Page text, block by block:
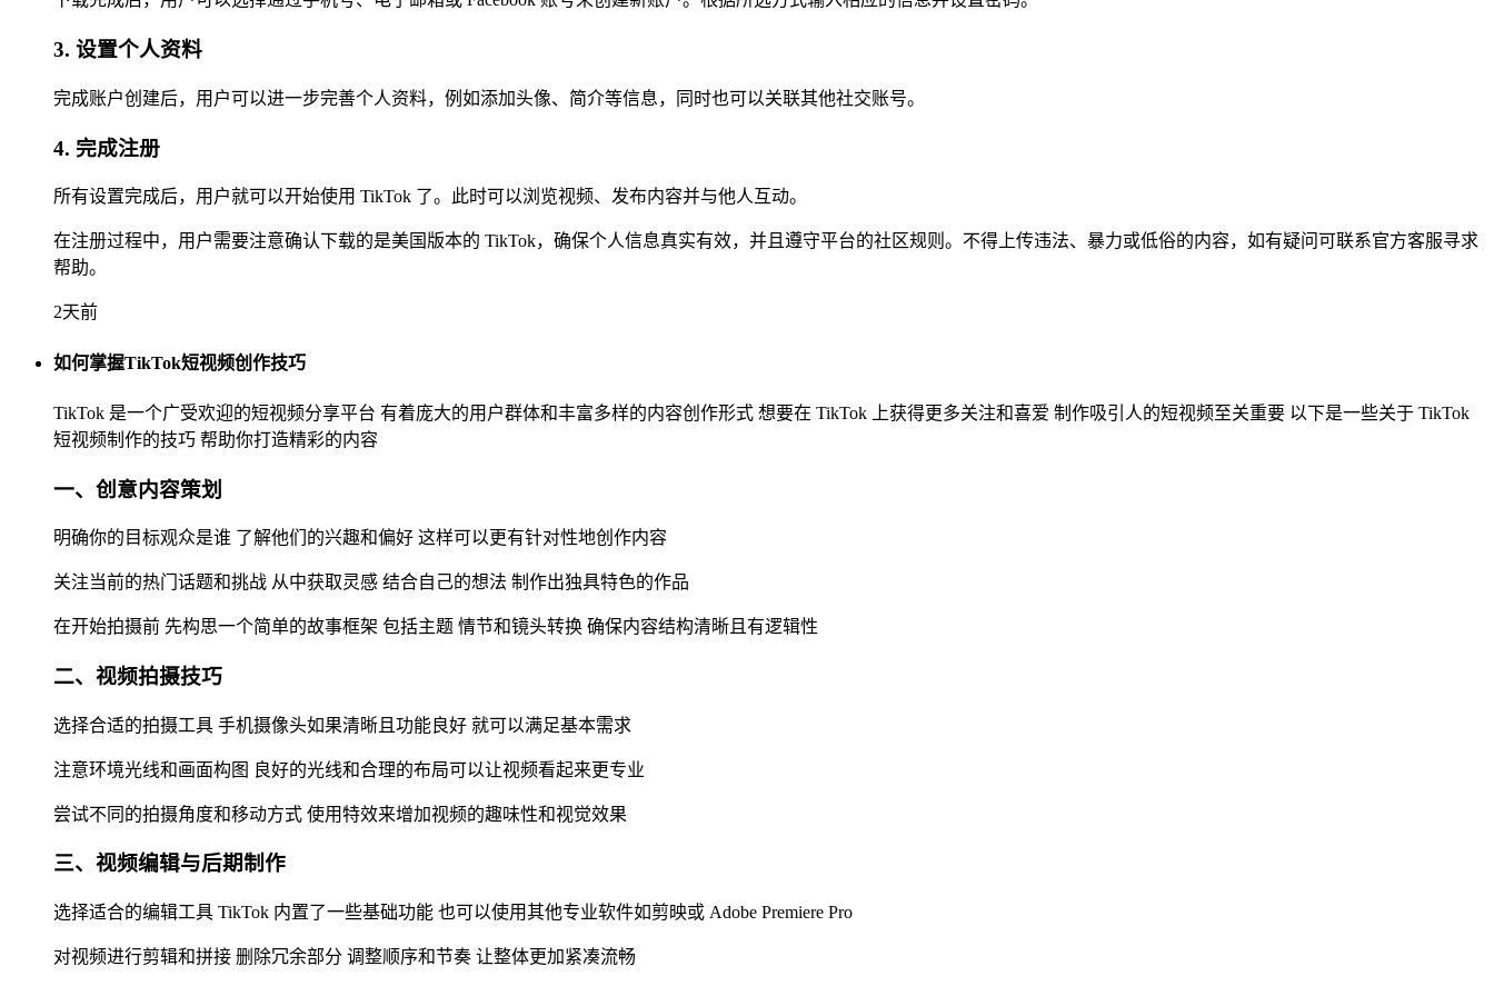
3. 设置个人资料
完成账户创建后，用户可以进一步完善个人资料，例如添加头像、简介等信息，同时也可以关联其他社交账号。
4. 完成注册
所有设置完成后，用户就可以开始使用 TikTok 了。此时可以浏览视频、发布内容并与他人互动。
在注册过程中，用户需要注意确认下载的是美国版本的 TikTok，确保个人信息真实有效，并且遵守平台的社区规则。不得上传违法、暴力或低俗的内容，如有疑问可联系官方客服寻求
帮助。
2天前
如何掌握TikTok短视频创作技巧
TikTok 是一个广受欢迎的短视频分享平台 有着庞大的用户群体和丰富多样的内容创作形式 想要在 TikTok 上获得更多关注和喜爱 制作吸引人的短视频至关重要 以下是一些关于 TikTok
短视频制作的技巧 帮助你打造精彩的内容
一、创意内容策划
明确你的目标观众是谁 了解他们的兴趣和偏好 这样可以更有针对性地创作内容
关注当前的热门话题和挑战 从中获取灵感 结合自己的想法 制作出独具特色的作品
在开始拍摄前 先构思一个简单的故事框架 包括主题 情节和镜头转换 确保内容结构清晰且有逻辑性
二、视频拍摄技巧
选择合适的拍摄工具 手机摄像头如果清晰且功能良好 就可以满足基本需求
注意环境光线和画面构图 良好的光线和合理的布局可以让视频看起来更专业
尝试不同的拍摄角度和移动方式 使用特效来增加视频的趣味性和视觉效果
三、视频编辑与后期制作
选择适合的编辑工具 TikTok 内置了一些基础功能 也可以使用其他专业软件如剪映或 Adobe Premiere Pro
对视频进行剪辑和拼接 删除冗余部分 调整顺序和节奏 让整体更加紧凑流畅